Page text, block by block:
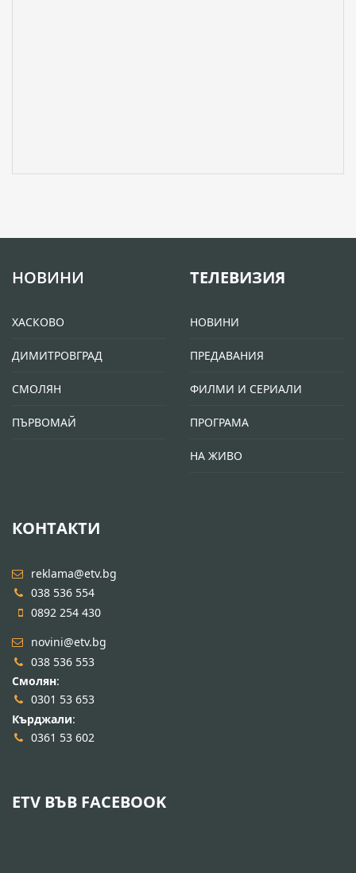
НОВИНИ
ХАСКОВО
ДИМИТРОВГРАД
СМОЛЯН
ПЪРВОМАЙ
ТЕЛЕВИЗИЯ
НОВИНИ
ПРЕДАВАНИЯ
ФИЛМИ И СЕРИАЛИ
ПРОГРАМА
НА ЖИВО
КОНТАКТИ
reklama@etv.bg
038 536 554
0892 254 430
novini@etv.bg
038 536 553
Смолян:
0301 53 653
Кърджали:
0361 53 602
ETV ВЪВ FACEBOOK